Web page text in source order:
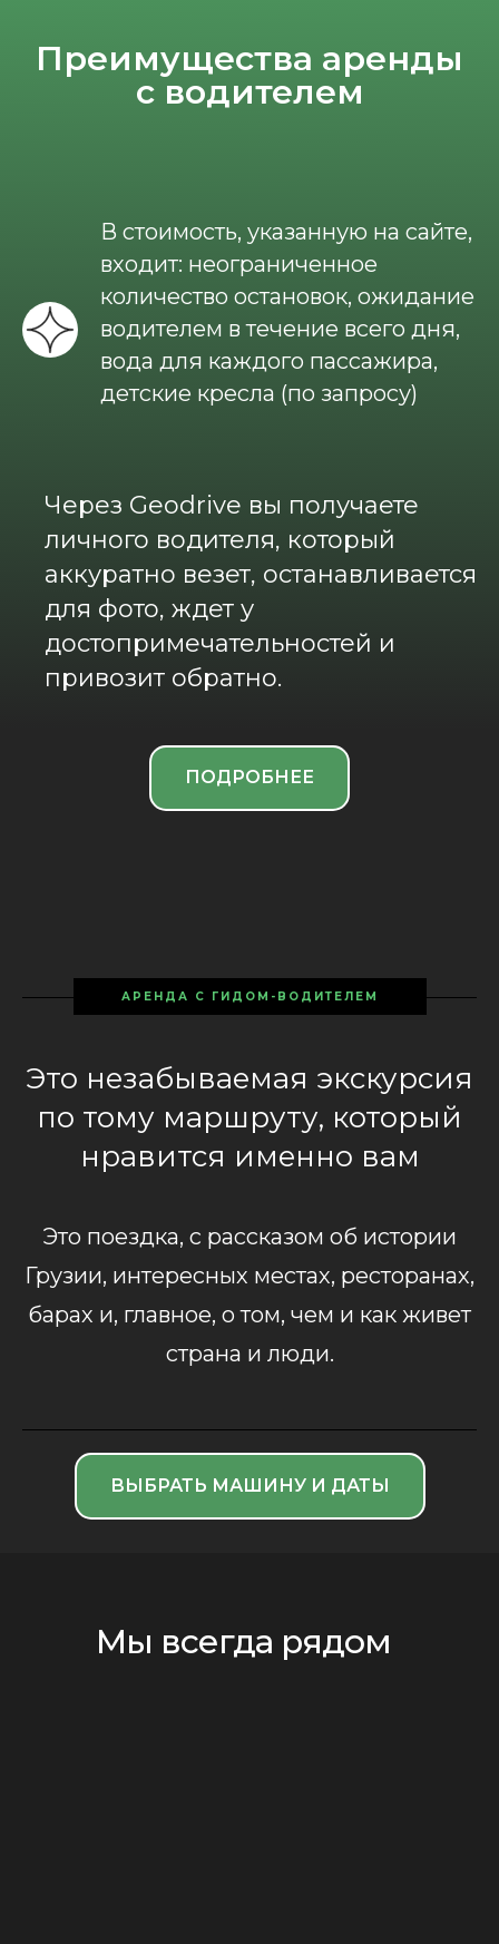
Преимущества аренды
с водителем
В стоимость, указанную на сайте,
входит: неограниченное
количество остановок, ожидание
водителем в течение всего дня,
вода для каждого пассажира,
детские кресла (по запросу)
Через Geodrive вы получаете
личного водителя, который
аккуратно везет, останавливается
для фото, ждет у
достопримечательностей и
привозит обратно.
ПОДРОБНЕЕ
АРЕНДА С ГИДОМ-ВОДИТЕЛЕМ
Это незабываемая экскурсия
по тому маршруту, который
нравится именно вам
Это поездка, с рассказом об истории
Грузии, интересных местах, ресторанах,
барах и, главное, о том, чем и как живет
страна и люди.
ВЫБРАТЬ МАШИНУ И ДАТЫ
Мы всегда рядом